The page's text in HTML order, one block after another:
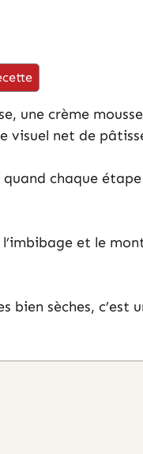
une crème
visuel net de
chaque
et le
bien sèches, c’est